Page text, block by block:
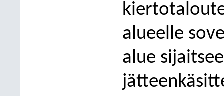
alueelle
alue